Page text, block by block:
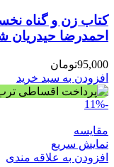
کتاب زن و گناه
احمدرضا حیدریان
95,000تومان
افزودن به سبد خرید
-11%
مقايسه
نمایش سریع
افزودن به علاقه مندی